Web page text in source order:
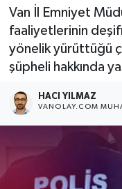
Van İl Emniyet
faaliyetlerinin
yönelik yürüttüğü
şüpheli hakkında
HACI YILMAZ
VANOLAY.COM
Eğitim
Bilim &
Dünya
RESMİ
Tüm Manşetler
Son Dakika
Haber Arşivi